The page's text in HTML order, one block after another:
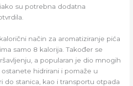
su potrebna dodatna
način za aromatiziranje pića
samo 8 kalorija. Također se
a popularan je dio mnogih
hidrirani i pomaže u
do stanica, kao i transportu otpada